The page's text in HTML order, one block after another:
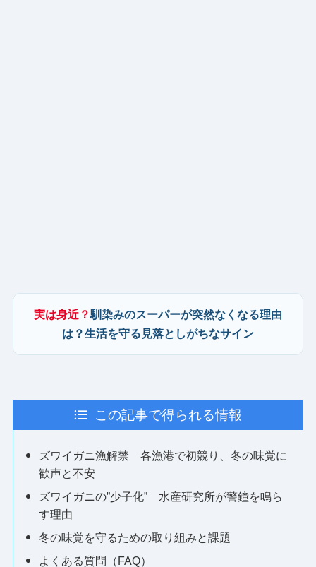
実は身近？馴染みのスーパーが突然なくなる理由
は？生活を守る見落としがちなサイン
この記事で得られる情報
ズワイガニ漁解禁 各漁港で初競り、冬の味覚に
歓声と不安
ズワイガニの”少子化” 水産研究所が警鐘を鳴ら
す理由
冬の味覚を守るための取り組みと課題
よくある質問（FAQ）